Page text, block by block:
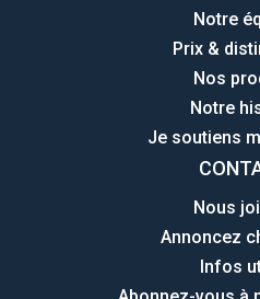
Notre
Prix &
Nos
Notre
Je soutiens
Nous
Annoncez
Infos